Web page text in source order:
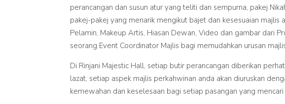
perancangan dan susun atur yang teliti dan sempurna, pakej
pakej-pakej yang menarik mengikut bajet dan kesesuaian majlis
Pelamin, Makeup Artis, Hiasan Dewan, Video dan gambar dari
seorang Event Coordinator Majlis bagi memudahkan urusan
Di Rinjani Majestic Hall, setiap butir perancangan diberikan
lazat, setiap aspek majlis perkahwinan anda akan diuruskan
kemewahan dan keselesaan bagi setiap pasangan yang